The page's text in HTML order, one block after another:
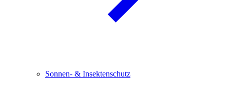
Sonnen- & Insektenschutz